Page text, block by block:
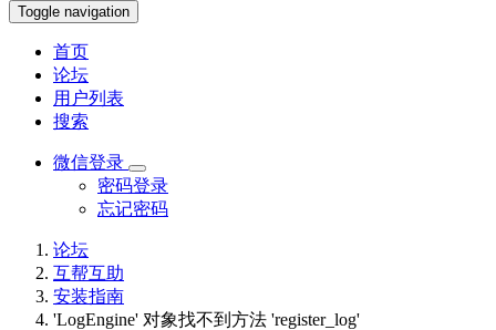
Toggle navigation
首页
论坛
用户列表
搜索
微信登录
密码登录
忘记密码
论坛
互帮互助
安装指南
'LogEngine' 对象找不到方法 'register_log'